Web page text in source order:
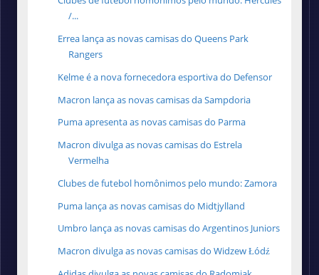
/...
Errea lança as novas camisas do Queens Park
Rangers
Kelme é a nova fornecedora esportiva do Defensor
Macron lança as novas camisas da Sampdoria
Puma apresenta as novas camisas do Parma
Macron divulga as novas camisas do Estrela
Vermelha
Clubes de futebol homônimos pelo mundo: Zamora
Puma lança as novas camisas do Midtjylland
Umbro lança as novas camisas do Argentinos Juniors
Macron divulga as novas camisas do Widzew Łódź